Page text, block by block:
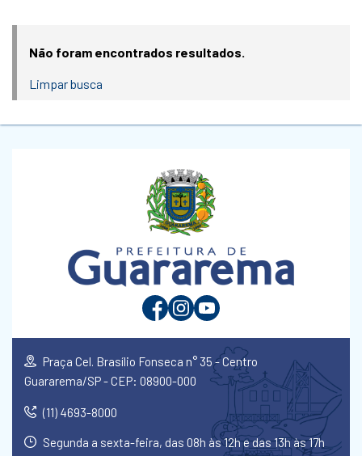
Não foram encontrados resultados.
Limpar busca
Praça Cel. Brasílio Fonseca n° 35 - Centro
Guararema/SP - CEP: 08900-000
(11) 4693-8000
Segunda a sexta-feira, das 08h às 12h e das 13h às 17h